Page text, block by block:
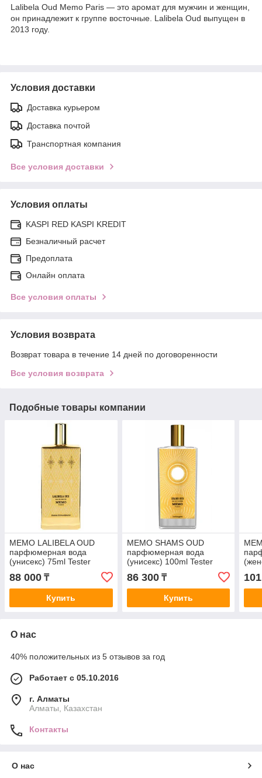
Lalibela Oud Memo Paris — это аромат для мужчин и женщин,
он принадлежит к группе восточные. Lalibela Oud выпущен в
2013 году.
Условия доставки
Доставка курьером
Доставка почтой
Транспортная компания
Все условия доставки
Условия оплаты
KASPI RED KASPI KREDIT
Безналичный расчет
Предоплата
Онлайн оплата
Все условия оплаты
Условия возврата
Возврат товара в течение 14 дней по договоренности
Все условия возврата
Подобные товары компании
MEMO LALIBELA OUD
парфюмерная вода
(унисекс) 75ml Tester
88 000 ₸
Купить
MEMO SHAMS OUD
парфюмерная вода
(унисекс) 100ml Tester
86 300₸
Купить
О нас
40% положительных из 5 отзывов за год
Работает с 05.10.2016
г. Алматы
Алматы, Казахстан
Контакты
О нас